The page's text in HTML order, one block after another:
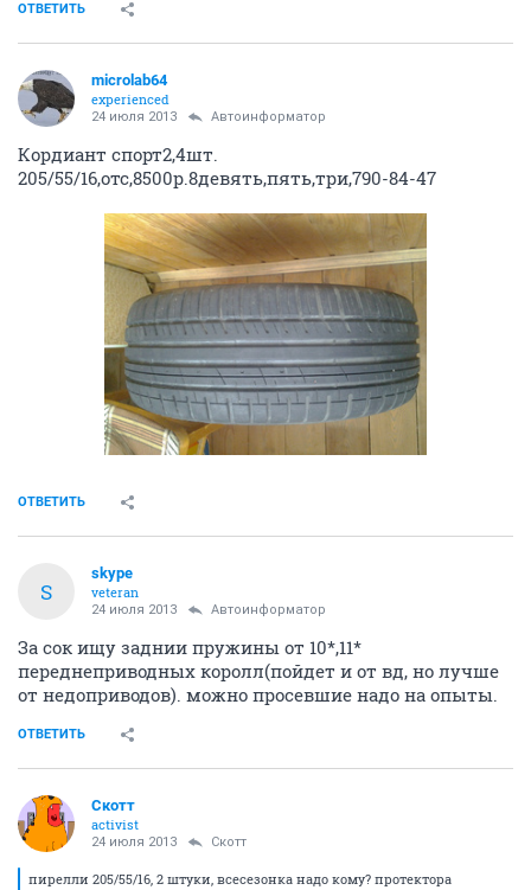
ОТВЕТИТЬ
microlab64
experienced
24 июля 2013 Автоинформатор
Кордиант спорт2,4шт.
205/55/16,отс,8500р.8девять,пять,три,790-84-47
ОТВЕТИТЬ
S
skype
veteran
24 июля 2013 Автоинформатор
За сок ищу заднии пружины от 10*,11*
переднеприводных королл(пойдет и от вд, но лучше
от недоприводов). можно просевшие надо на опыты.
ОТВЕТИТЬ
Скотт
activist
24 июля 2013 Скотт
пирелли 205/55/16, 2 штуки, всесезонка надо кому? протектора